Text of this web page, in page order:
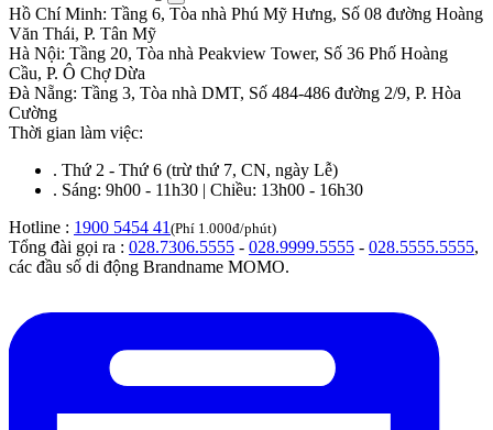
Hồ Chí Minh: Tầng 6, Tòa nhà Phú Mỹ Hưng, Số 08 đường Hoàng
Văn Thái, P. Tân Mỹ
Hà Nội: Tầng 20, Tòa nhà Peakview Tower, Số 36 Phố Hoàng
Cầu, P. Ô Chợ Dừa
Đà Nẵng: Tầng 3, Tòa nhà DMT, Số 484-486 đường 2/9, P. Hòa
Cường
Thời gian làm việc:
. Thứ 2 - Thứ 6 (trừ thứ 7, CN, ngày Lễ)
. Sáng: 9h00 - 11h30 | Chiều: 13h00 - 16h30
Hotline : 1900 5454 41 (Phí 1.000đ/phút)
Tổng đài gọi ra : 028.7306.5555 - 028.9999.5555 - 028.5555.5555,
các đầu số di động Brandname MOMO.